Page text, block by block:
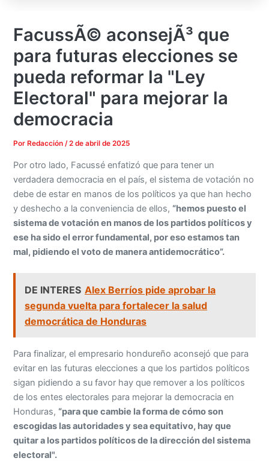
FacussÃ© aconsejÃ³ que
para futuras elecciones se
pueda reformar la "Ley
Electoral" para mejorar la
democracia
Por Redacción/2 de abril de 2025
Por otro lado, Facussé enfatizó que para tener un
verdadera democracia en el país, el sistema de votación no
debe de estar en manos de los políticos ya que han hecho
y deshecho a la conveniencia de ellos, “hemos puesto el
sistema de votación en manos de los partidos políticos y
ese ha sido el error fundamental, por eso estamos tan
mal, pidiendo el voto de manera antidemocrático”.
DE INTERES Alex Berríos pide aprobar la
segunda vuelta para fortalecer la salud
democrática de Honduras
Para finalizar, el empresario hondureño aconsejó que para
evitar en las futuras elecciones a que los partidos políticos
sigan pidiendo a su favor hay que remover a los políticos
de los entes electorales para mejorar la democracia en
Honduras, “para que cambie la forma de cómo son
escogidas las autoridades y sea equitativo, hay que
quitar a los partidos políticos de la dirección del sistema
electoral".